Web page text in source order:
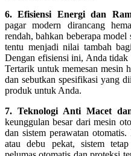
6. Efisiensi Energi dan
pagar modern dirancang
rendah, bahkan beberapa
tentu menjadi nilai tambah
Dengan efisiensi ini, Anda
Tertarik untuk memesan mesin
dan sebutkan spesifikasi yang
produk untuk Anda.
7. Teknologi Anti Macet
keunggulan besar dari mesin
dan sistem perawatan
atau debu pekat, sistem